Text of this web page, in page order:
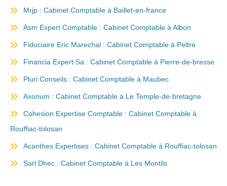
Mrjp : Cabinet Comptable à Baillet-en-france
Asm Expert Comptable : Cabinet Comptable à Albon
Fiduciaire Eric Marechal : Cabinet Comptable à Peltre
Financia Expert Sa : Cabinet Comptable à Pierre-de-bresse
Pluri Conseils : Cabinet Comptable à Maubec
Axonum : Cabinet Comptable à Le Temple-de-bretagne
Cohesion Expertise Comptable : Cabinet Comptable à
Rouffiac-tolosan
Acanthes Expertises : Cabinet Comptable à Rouffiac-tolosan
Sarl Dhec : Cabinet Comptable à Les Montils